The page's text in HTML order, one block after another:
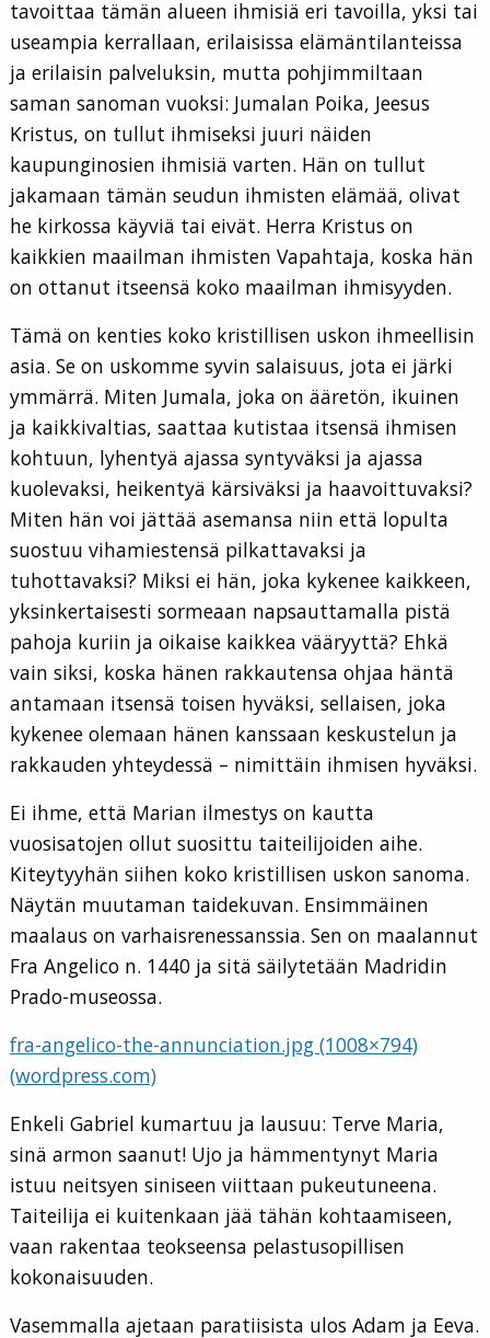
tavoittaa tämän alueen ihmisiä eri tavoilla, yksi tai
useampia kerrallaan, erilaisissa elämäntilanteissa
ja erilaisin palveluksin, mutta pohjimmiltaan
saman sanoman vuoksi: Jumalan Poika, Jeesus
Kristus, on tullut ihmiseksi juuri näiden
kaupunginosien ihmisiä varten. Hän on tullut
jakamaan tämän seudun ihmisten elämää, olivat
he kirkossa käyviä tai eivät. Herra Kristus on
kaikkien maailman ihmisten Vapahtaja, koska hän
on ottanut itseensä koko maailman ihmisyyden.
Tämä on kenties koko kristillisen uskon ihmeellisin
asia. Se on uskomme syvin salaisuus, jota ei järki
ymmärrä. Miten Jumala, joka on ääretön, ikuinen
ja kaikkivaltias, saattaa kutistaa itsensä ihmisen
kohtuun, lyhentyä ajassa syntyväksi ja ajassa
kuolevaksi, heikentyä kärsiväksi ja haavoittuvaksi?
Miten hän voi jättää asemansa niin että lopulta
suostuu vihamiestensä pilkattavaksi ja
tuhottavaksi? Miksi ei hän, joka kykenee kaikkeen,
yksinkertaisesti sormeaan napsauttamalla pistä
pahoja kuriin ja oikaise kaikkea vääryyttä? Ehkä
vain siksi, koska hänen rakkautensa ohjaa häntä
antamaan itsensä toisen hyväksi, sellaisen, joka
kykenee olemaan hänen kanssaan keskustelun ja
rakkauden yhteydessä – nimittäin ihmisen hyväksi.
Ei ihme, että Marian ilmestys on kautta
vuosisatojen ollut suosittu taiteilijoiden aihe.
Kiteytyyhän siihen koko kristillisen uskon sanoma.
Näytän muutaman taidekuvan. Ensimmäinen
maalaus on varhaisrenessanssia. Sen on maalannut
Fra Angelico n. 1440 ja sitä säilytetään Madridin
Prado-museossa.
fra-angelico-the-annunciation.jpg (1008×794)
(wordpress.com)
Enkeli Gabriel kumartuu ja lausuu: Terve Maria,
sinä armon saanut! Ujo ja hämmentynyt Maria
istuu neitsyen siniseen viittaan pukeutuneena.
Taiteilija ei kuitenkaan jää tähän kohtaamiseen,
vaan rakentaa teokseensa pelastusopillisen
kokonaisuuden.
Vasemmalla ajetaan paratiisista ulos Adam ja Eeva.